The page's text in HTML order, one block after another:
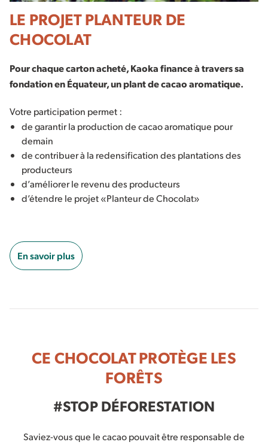
LE PROJET PLANTEUR DE
CHOCOLAT
Pour chaque carton acheté, Kaoka finance à travers sa
fondation en Équateur, un plant de cacao aromatique.
Votre participation permet :
de garantir la production de cacao aromatique pour
demain
de contribuer à la redensification des plantations des
producteurs
d’améliorer le revenu des producteurs
d’étendre le projet «Planteur de Chocolat»
En savoir plus
CE CHOCOLAT PROTÈGE LES
FORÊTS
#STOP DÉFORESTATION
Saviez-vous que le cacao pouvait être responsable de